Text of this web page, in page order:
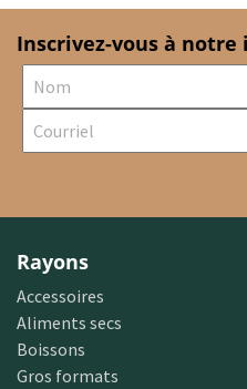
Inscrivez-vous à
Rayons
Accessoires
Aliments secs
Boissons
Gros formats